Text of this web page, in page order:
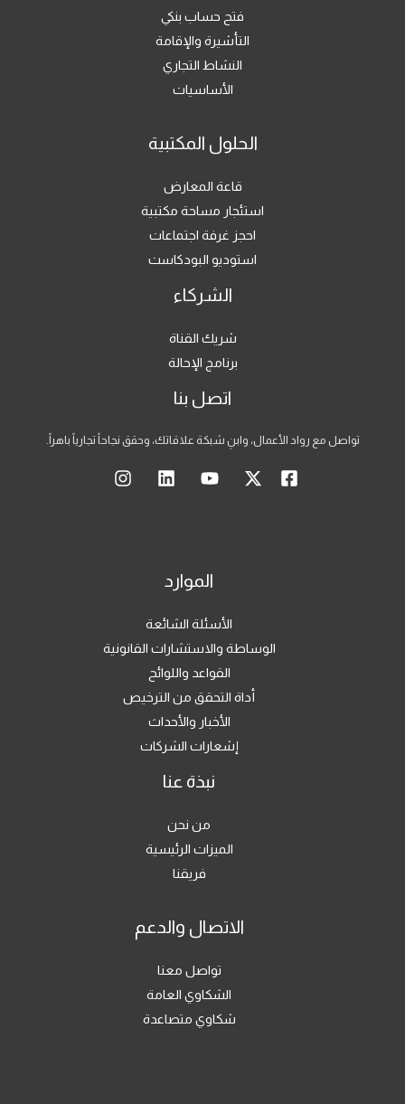
فتح حساب بنكي
التأشيرة والإقامة
النشاط التجاري
الأساسيات
الحلول المكتبية
قاعة المعارض
استئجار مساحة مكتبية
احجز غرفة اجتماعات
استوديو البودكاست
الشركاء
شريك القناة
برنامج الإحالة
اتصل بنا
تواصل مع رواد الأعمال، وابنِ شبكة علاقاتك، وحقق نجاحاً تجارياً باهراً.
الموارد
الأسئلة الشائعة
الوساطة والاستشارات القانونية
القواعد واللوائح
أداة التحقق من الترخيص
الأخبار والأحداث
إشعارات الشركات
نبذة عنا
من نحن
الميزات الرئيسية
فريقنا
الاتصال والدعم
تواصل معنا
الشكاوي العامة
شكاوي متصاعدة